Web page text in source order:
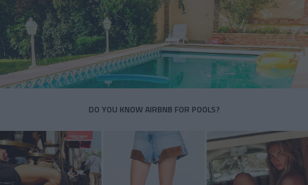
DO YOU KNOW AIRBNB FOR POOLS?